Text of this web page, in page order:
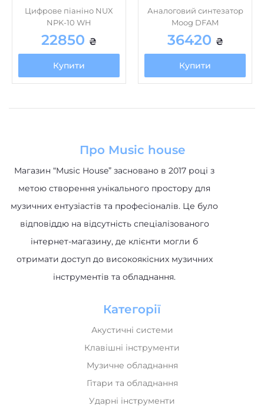
Цифрове піаніно NUX
NPK-10 WH
22850 ₴
Купити
Аналоговий синтезатор
Moog DFAM
36420 ₴
Купити
Про Music house
Магазин “Music House” засновано в 2017 році з
метою створення унікального простору для
музичних ентузіастів та професіоналів. Це було
відповіддю на відсутність спеціалізованого
інтернет-магазину, де клієнти могли б
отримати доступ до високоякісних музичних
інструментів та обладнання.
Категорії
Акустичні системи
Клавішні інструменти
Музичне обладнання
Гітари та обладнання
Ударні інструменти